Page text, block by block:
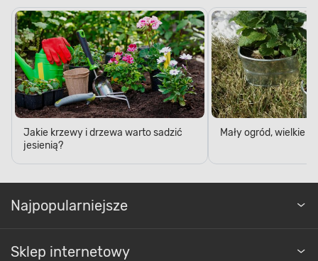
Jakie krzewy i drzewa warto sadzić
jesienią?
Mały ogród, wielkie
Najpopularniejsze
Sklep internetowy